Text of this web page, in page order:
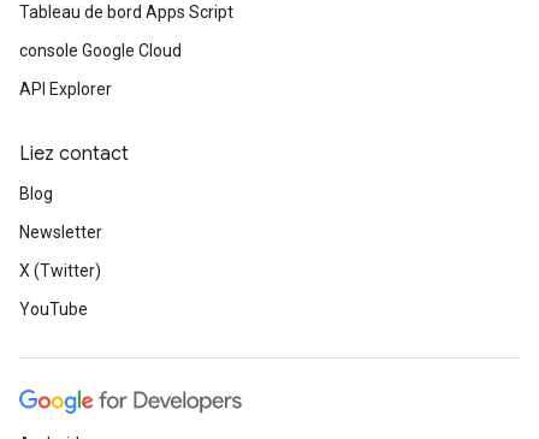
Tableau de bord Apps Script
console Google Cloud
API Explorer
Liez contact
Blog
Newsletter
X (Twitter)
YouTube